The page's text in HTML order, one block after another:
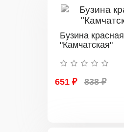
Бузина красная
"Камчатская"
651 ₽ 838 ₽